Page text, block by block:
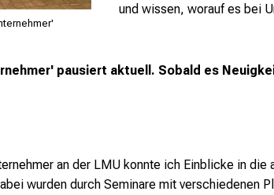
und wissen, worauf es bei
pausiert aktuell. Sobald es
an der LMU konnte ich Einblicke in
wurden durch Seminare mit verschiedenen